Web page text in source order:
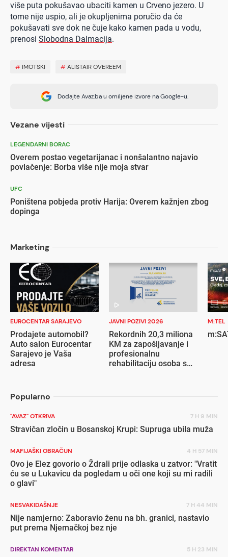
više puta pokušavao ubaciti kamen u Crveno jezero. U
tome nije uspio, ali je okupljenima poručio da će
pokušavati sve dok ne čuje kako kamen pada u vodu,
prenosi Slobodna Dalmacija.
# IMOTSKI #ALISTAIR OVEREEM
Dodajte Avaz.ba u omiljene izvore na Google-u.
Vezane vijesti
LEGENDARNI BORAC
Overem postao vegetarijanac i nonšalantno najavio
povlačenje: Borba više nije moja stvar
UFC
Poništena pobjeda protiv Harija: Overem kažnjen zbog
dopinga
Marketing
EUROCENTAR SARAJEVO
Prodajete automobil?
Auto salon Eurocentar
Sarajevo je Vaša
adresa
JAVNI POZIVI 2026
Rekordnih 20,3 miliona
KM za zapošljavanje i
profesionalnu
rehabilitaciju osoba s
M:TEL
Popularno
"AVAZ" OTKRIVA 7 H 9 MIN
Stravičan zločin u Bosanskoj Krupi: Supruga ubila muža
MAFIJAŠKI OBRAČUN 4 H 57 MIN
Ovo je Elez govorio o Ždrali prije odlaska u zatvor: "Vratit
ću se u Lukavicu da pogledam u oči one koji su mi radili
o glavi"
NESVAKIDAŠNJE 7 H 44 MIN
Nije namjerno: Zaboravio ženu na bh. granici, nastavio
put prema Njemačkoj bez nje
DIREKTAN KOMENTAR 5 H 23 MIN